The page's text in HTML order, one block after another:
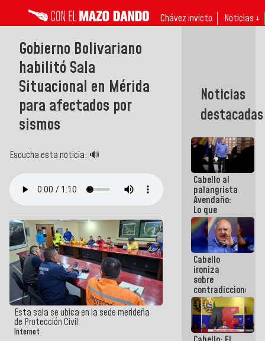
Chávez invicto Noticias ↓
Gobierno Bolivariano
habilitó Sala
Situacional en Mérida
para afectados por
sismos
Escucha esta noticia: 🔊
Esta sala se ubica en la sede merideña
de Protección Civil
Internet
Noticias
destacadas
Cabello al
palangrista
Avendaño:
Lo que
vayas a
escribir
hazlo hoy
por que no
sabemos si
la semana
que viene
hay
programa
Cabello
ironiza
sobre
contradicciones
y mentiras
de María
Machado:
¡Créanle!